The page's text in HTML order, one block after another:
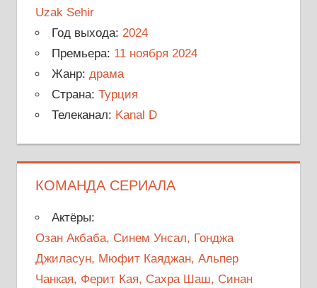
Uzak Sehir
Год выхода: 2024
Премьера: 11 ноября 2024
Жанр: драма
Страна: Турция
Телеканал: Kanal D
КОМАНДА СЕРИАЛА
Актёры:
Озан Акбаба, Синем Унсал, Гонджа
Джиласун, Мюфит Каяджан, Альпер
Чанкая, Ферит Кая, Сахра Шаш, Синан